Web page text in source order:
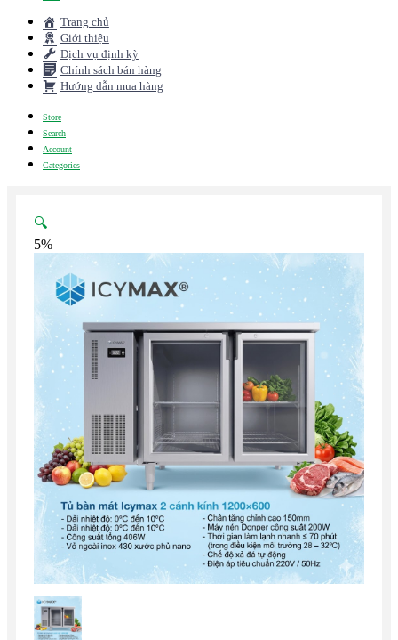
Trang chủ
Giới thiệu
Dịch vụ định kỳ
Chính sách bán hàng
Hướng dẫn mua hàng
Store
Search
Account
Categories
🔍
5%